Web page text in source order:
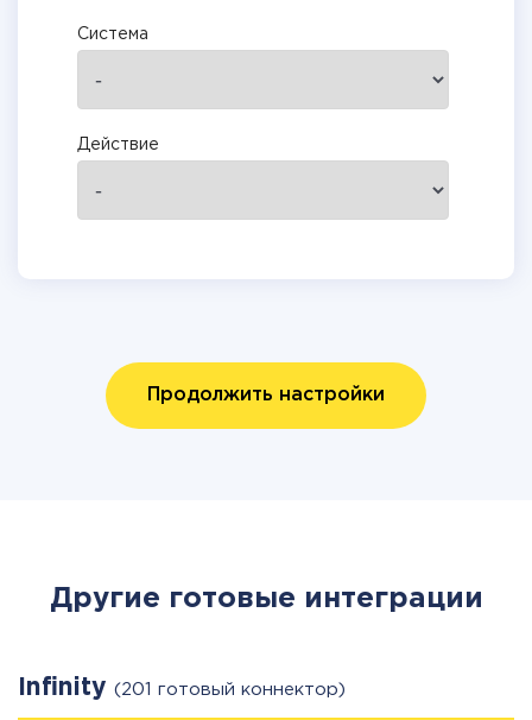
Система
Действие
Продолжить настройки
Другие готовые интеграции
Infinity (201 готовый коннектор)